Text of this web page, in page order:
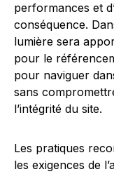
performances et
conséquence.
lumière sera
pour le
pour naviguer
sans
l’intégrité du site.
Les pratiques
les exigences de